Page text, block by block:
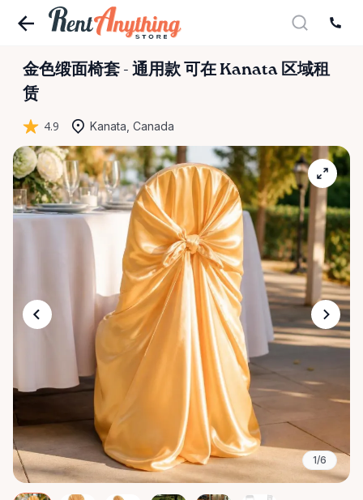
金色缎面椅套 - 通用款可在 Kanata 区域租
赁
4.9 Kanata, Canada
1/6